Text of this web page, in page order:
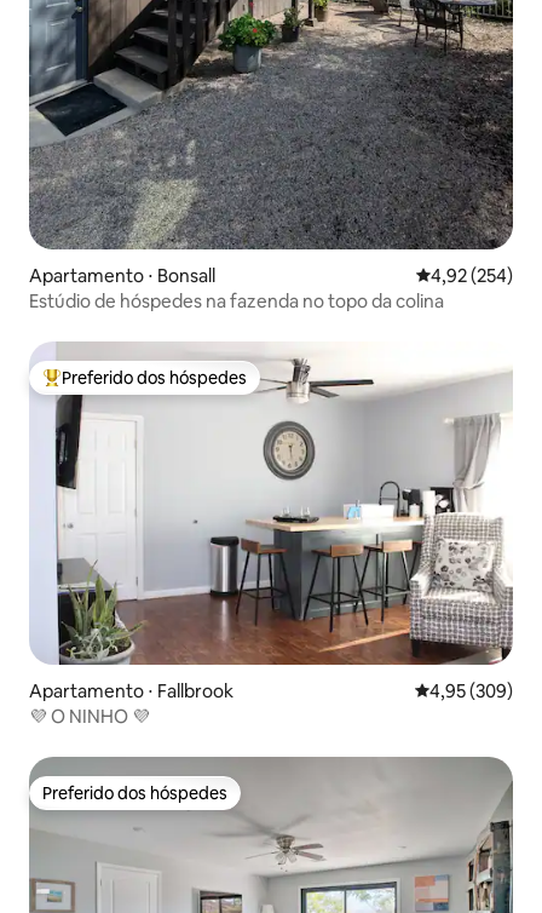
Apartamento ⋅ Bonsall 4,92 de uma
4,92 (254)
Estúdio de hóspedes na fazenda no topo da colina
Entre os melhores preferidos dos hóspedes
Preferido dos hóspedes
Apartamento ⋅ Fallbrook 4,95 de uma
4,95 (309)
💜 O NINHO 💜
Preferido dos hóspedes
Preferido dos hóspedes